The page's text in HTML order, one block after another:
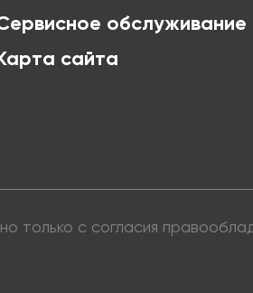
обслуживание
сайта
с согласия